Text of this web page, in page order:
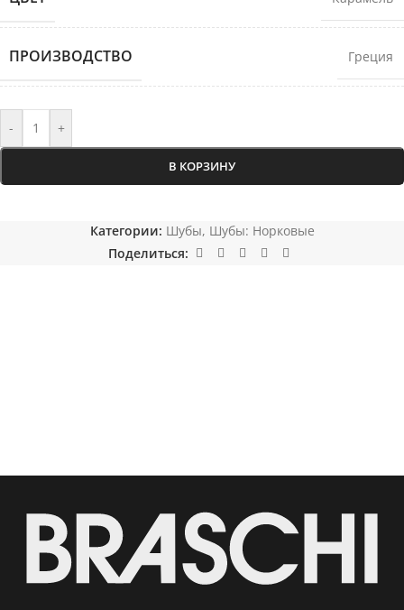
ПРОИЗВОДСТВО Греция
- +
В КОРЗИНУ
Категории: Шубы, Шубы: Норковые
Поделиться: